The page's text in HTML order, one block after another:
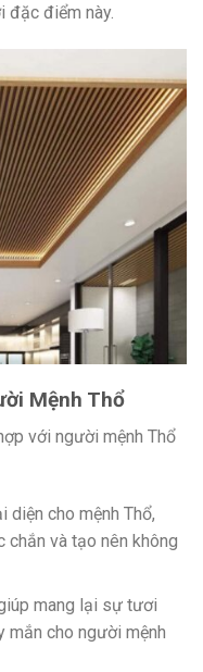
đặc điểm này.
Mệnh Thổ
với người mệnh Thổ
diện cho mệnh Thổ,
chắn và tạo nên không
mang lại sự tươi
mắn cho người mệnh